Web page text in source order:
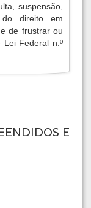
do valor da
indicado no
suspensão,
direito em
de frustrar ou
E